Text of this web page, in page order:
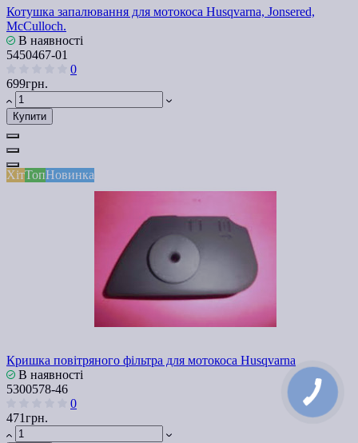
Котушка запалювання для мотокоса Husqvarna, Jonsered,
McCulloch.
В наявності
5450467-01
0
699грн.
Купити
ХітТопНовинка
Кришка повітряного фільтра для мотокоса Husqvarna
В наявності
5300578-46
0
471грн.